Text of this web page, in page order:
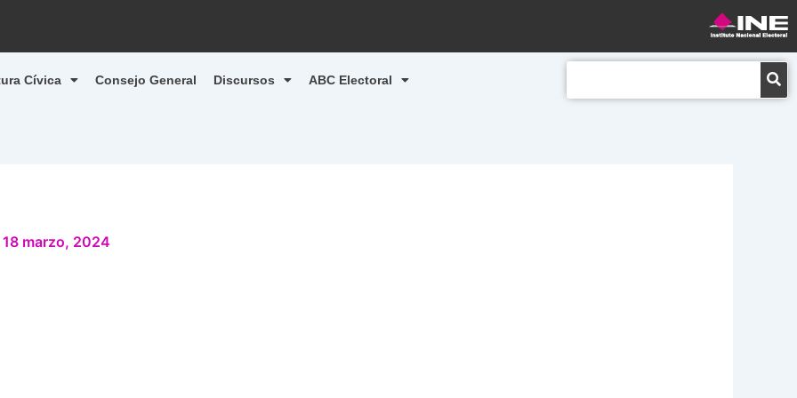
Cívica Consejo General Discursos ABC Electoral
18 marzo, 2024